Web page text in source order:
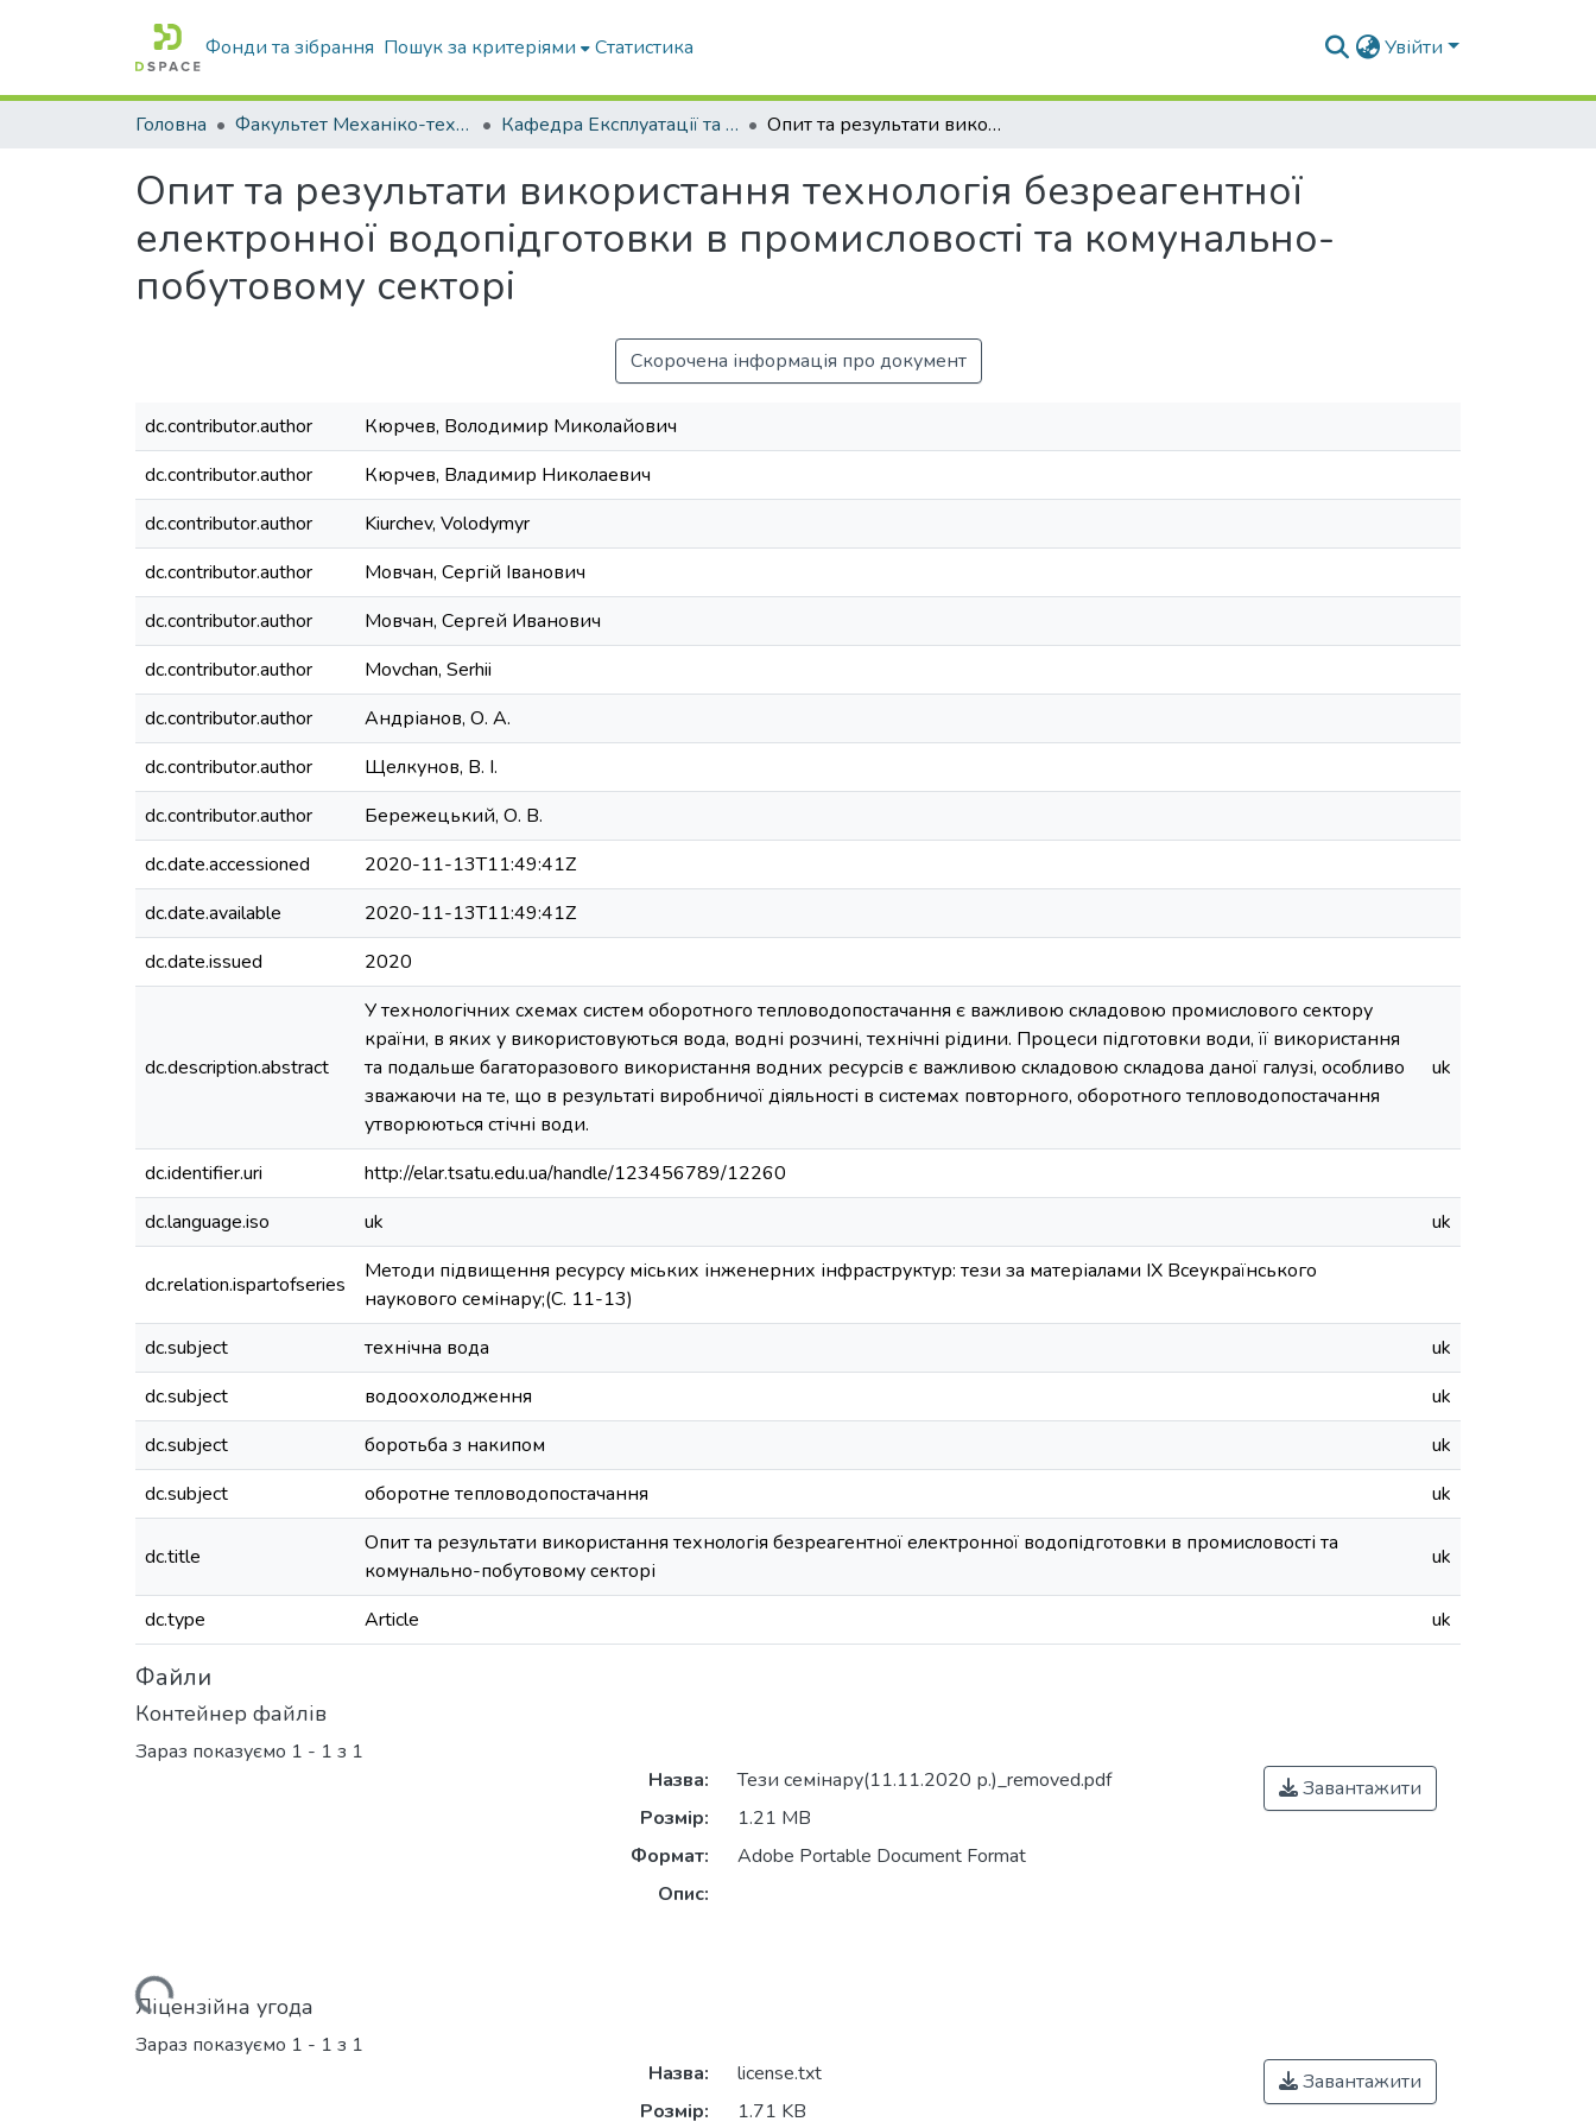
Фонди та зібрання Пошук за критеріями Статистика Увійти
Головна Факультет Механіко-технологічний Кафедра Експлуатації та технічного сервісу машин Опит та результати використання технологія безреагентної електронної водопідготовки в промисловості та комунально-побутовому секторі
Опит та результати використання технологія безреагентної
електронної водопідготовки в промисловості та комунально-
побутовому секторі
Скорочена інформація про документ
dc.contributor.author
Кюрчев, Володимир Миколайович
dc.contributor.author
Кюрчев, Владимир Николаевич
dc.contributor.author
Kiurchev, Volodymyr
dc.contributor.author
Мовчан, Сергій Іванович
dc.contributor.author
Мовчан, Сергей Иванович
dc.contributor.author
Movchan, Serhii
dc.contributor.author
Андріанов, О. А.
dc.contributor.author
Щелкунов, В. І.
dc.contributor.author
Бережецький, О. В.
dc.date.accessioned
2020-11-13T11:49:41Z
dc.date.available
2020-11-13T11:49:41Z
dc.date.issued
2020
dc.description.abstract
У технологічних схемах систем оборотного тепловодопостачання є важливою складовою промислового сектору
країни, в яких у використовуються вода, водні розчині, технічні рідини. Процеси підготовки води, її використання
та подальше багаторазового використання водних ресурсів є важливою складовою складова даної галузі, особливо
зважаючи на те, що в результаті виробничої діяльності в системах повторного, оборотного тепловодопостачання
утворюються стічні води.
uk
dc.identifier.uri
http://elar.tsatu.edu.ua/handle/123456789/12260
dc.language.iso
uk uk
dc.relation.ispartofseries
Методи підвищення ресурсу міських інженерних інфраструктур: тези за матеріалами ІХ Всеукраїнського
наукового семінару;(С. 11-13)
dc.subject
технічна вода
uk
dc.subject
водоохолодження
uk
dc.subject
боротьба з накипом
uk
dc.subject
оборотне тепловодопостачання uk
dc.title
Опит та результати використання технологія безреагентної електронної водопідготовки в промисловості та
комунально-побутовому секторі
uk
dc.type Article uk
Файли
Контейнер файлів
Зараз показуємо 1 - 1 з 1
Вантажиться...
Назва:
Тези семінару(11.11.2020 р.)_removed.pdf
Розмір:
1.21 MB
Формат:
Adobe Portable Document Format
Опис:
Завантажити
Ліцензійна угода
Зараз показуємо 1 - 1 з 1
Назва:
license.txt
Розмір:
1.71 KB
Завантажити